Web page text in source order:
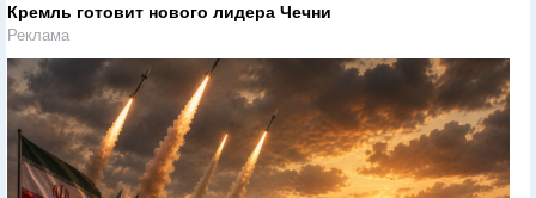
Кремль готовит нового лидера Чечни
Реклама